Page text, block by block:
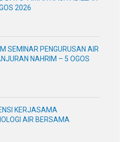
2026
SEMINAR PENGURUSAN AIR
NAHRIM – 5 OGOS
KERJASAMA
AIR BERSAMA